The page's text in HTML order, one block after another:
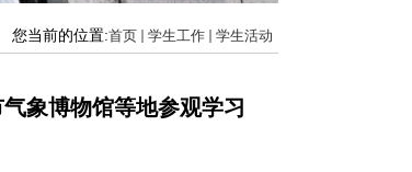
您当前的位置:首页 学生工作 学生活动
象博物馆等地参观学习